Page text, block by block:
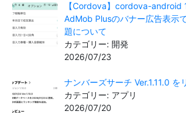
【Cordova】cordova-android
AdMob Plusのバナー広告表示
題について
カテゴリー: 開発
2026/07/23
ナンバーズサーチ Ver.1.11.0 を
カテゴリー: アプリ
2026/07/20